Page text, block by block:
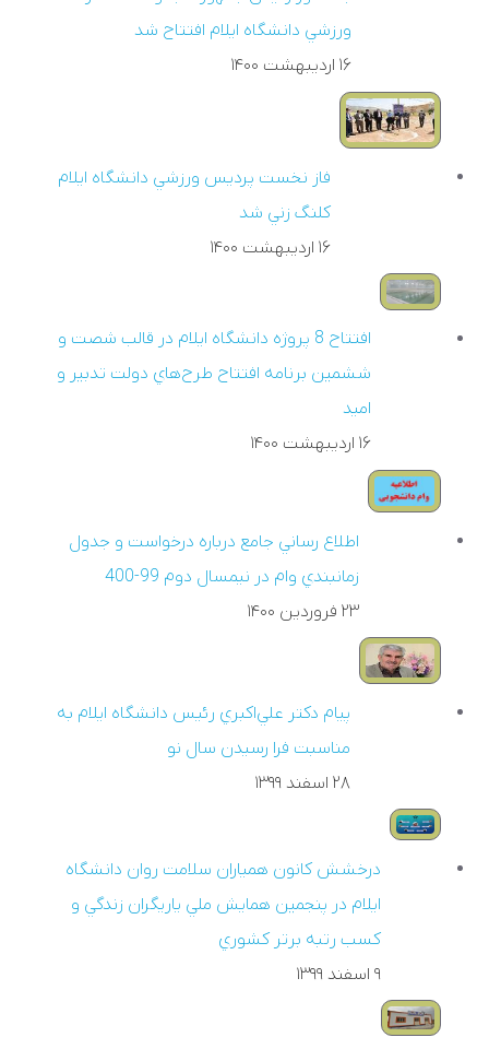
ورزشي دانشگاه ايلام افتتاح شد
۱۶ ارديبهشت ۱۴۰۰
فاز نخست پرديس ورزشي دانشگاه ايلام
کلنگ زني شد
۱۶ ارديبهشت ۱۴۰۰
افتتاح 8 پروژه دانشگاه ايلام در قالب شصت و
ششمين برنامه افتتاح طرح‌هاي دولت تدبير و
اميد
۱۶ ارديبهشت ۱۴۰۰
اطلاع رساني جامع درباره درخواست و جدول
زمانبندي وام در نيمسال دوم 99-400
۲۳ فروردين ۱۴۰۰
پيام دکتر علي‌اکبري رئيس دانشگاه ايلام به
مناسبت فرا رسيدن سال نو
۲۸ اسفند ۱۳۹۹
درخشش کانون همياران سلامت روان دانشگاه
ايلام در پنجمين همايش ملي ياريگران زندگي و
کسب رتبه برتر کشوري
۹ اسفند ۱۳۹۹